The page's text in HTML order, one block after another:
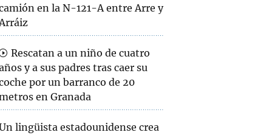
en la N-121-A entre Arre y
Rescatan a un niño de cuatro
y a sus padres tras caer su
por un barranco de 20
en Granada
lingüista estadounidense crea